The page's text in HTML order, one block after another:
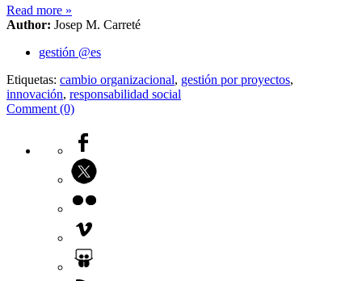
Read more »
Author: Josep M. Carreté
gestión @es
Etiquetas: cambio organizacional, gestión por proyectos,
innovación, responsabilidad social
Comment (0)